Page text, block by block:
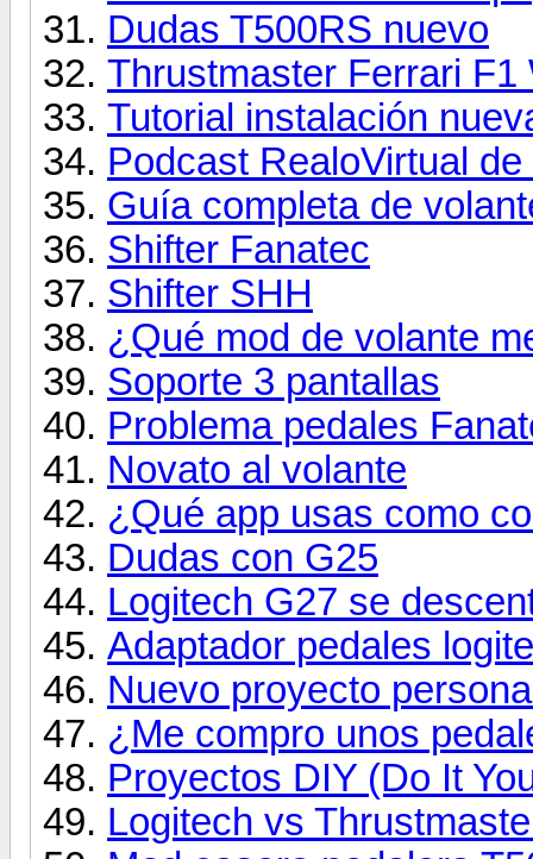
Dudas T500RS nuevo
Thrustmaster Ferrari F1
Tutorial instalación
Podcast RealoVirtual
Guía completa de
Shifter Fanatec
Shifter SHH
¿Qué mod de volante
Soporte 3 pantallas
Problema pedales
Novato al volante
¿Qué app usas como
Dudas con G25
Logitech G27 se
Adaptador pedales
Nuevo proyecto
¿Me compro unos
Proyectos DIY (Do It
Logitech vs